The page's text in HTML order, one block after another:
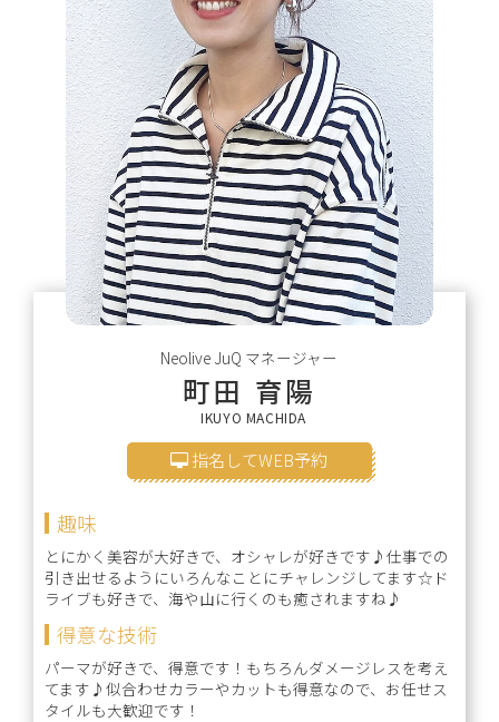
Neolive JuQ マネージャー
町田 育陽
IKUYO MACHIDA
指名してWEB予約
趣味
とにかく美容が大好きで、オシャレが好きです♪仕事での
引き出せるようにいろんなことにチャレンジしてます☆ド
ライブも好きで、海や山に行くのも癒されますね♪
得意な技術
パーマが好きで、得意です！もちろんダメージレスを考え
てます♪似合わせカラーやカットも得意なので、お任せス
タイルも大歓迎です！